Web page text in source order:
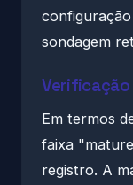
sondagem
Em termos
faixa
registro. A